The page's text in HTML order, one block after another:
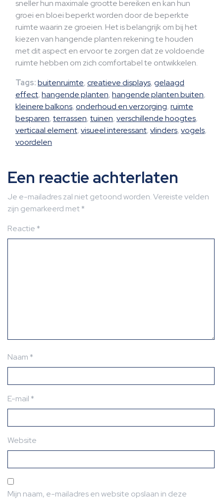
sneller hun maximale grootte bereiken en kan hun
groei en bloei beperkt worden door de beperkte
ruimte waarin ze groeien. Het is belangrijk om bij het
kiezen van hangende planten rekening te houden
met dit aspect en ervoor te zorgen dat ze voldoende
ruimte hebben om zich comfortabel te ontwikkelen.
Tags:buitenruimte,creatieve displays,gelaagd
effect,hangende planten,hangende planten buiten,
kleinere balkons,onderhoud en verzorging,ruimte
besparen,terrassen,tuinen,verschillende hoogtes,
verticaal element,visueel interessant,vlinders,vogels,
voordelen
Een reactie achterlaten
Je e-mailadres zal niet getoond worden.Vereiste velden
zijn gemarkeerd met*
Reactie*
Naam*
E-mail*
Website
Mijn naam, e-mailadres en website opslaan in deze